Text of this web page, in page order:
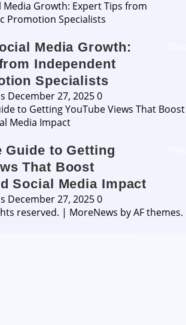
Media Growth:
Independent
Specialists
December 27, 20250
Guide to Getting
That Boost
Social Media Impact
December 27, 20250
reserved. | MoreNews by AF themes.